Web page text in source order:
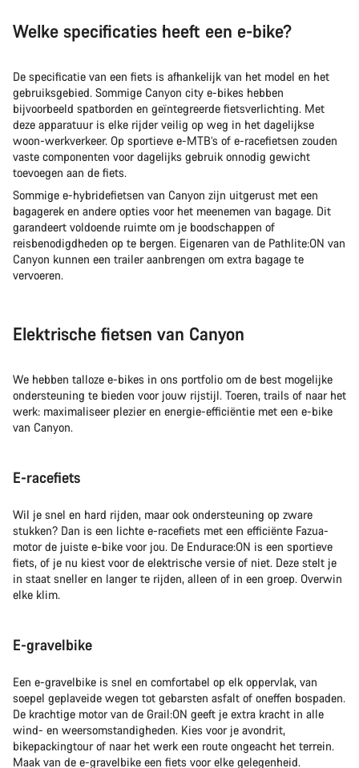
Welke specificaties heeft een e-bike?
De specificatie van een fiets is afhankelijk van het model en het
gebruiksgebied. Sommige Canyon city e-bikes hebben
bijvoorbeeld spatborden en geïntegreerde fietsverlichting. Met
deze apparatuur is elke rijder veilig op weg in het dagelijkse
woon-werkverkeer. Op sportieve e-MTB’s of e-racefietsen zouden
vaste componenten voor dagelijks gebruik onnodig gewicht
toevoegen aan de fiets.
Sommige e-hybridefietsen van Canyon zijn uitgerust met een
bagagerek en andere opties voor het meenemen van bagage. Dit
garandeert voldoende ruimte om je boodschappen of
reisbenodigdheden op te bergen. Eigenaren van de Pathlite:ON van
Canyon kunnen een trailer aanbrengen om extra bagage te
vervoeren.
Elektrische fietsen van Canyon
We hebben talloze e-bikes in ons portfolio om de best mogelijke
ondersteuning te bieden voor jouw rijstijl. Toeren, trails of naar het
werk: maximaliseer plezier en energie-efficiëntie met een e-bike
van Canyon.
E-racefiets
Wil je snel en hard rijden, maar ook ondersteuning op zware
stukken? Dan is een lichte e-racefiets met een efficiënte Fazua-
motor de juiste e-bike voor jou. De Endurace:ON is een sportieve
fiets, of je nu kiest voor de elektrische versie of niet. Deze stelt je
in staat sneller en langer te rijden, alleen of in een groep. Overwin
elke klim.
E-gravelbike
Een e-gravelbike is snel en comfortabel op elk oppervlak, van
soepel geplaveide wegen tot gebarsten asfalt of oneffen bospaden.
De krachtige motor van de Grail:ON geeft je extra kracht in alle
wind- en weersomstandigheden. Kies voor je avondrit,
bikepackingtour of naar het werk een route ongeacht het terrein.
Maak van de e-gravelbike een fiets voor elke gelegenheid.